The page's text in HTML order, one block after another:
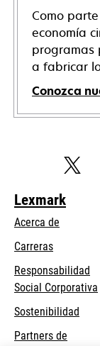
Como
economía
programas
a fabricar
Conozca
Lexmark
Acerca de
Carreras
Responsabilidad
Social Corporativa
Sostenibilidad
Partners de